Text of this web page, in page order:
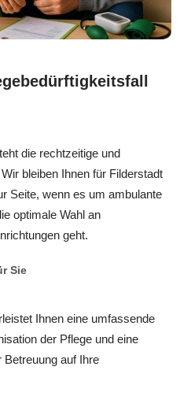
die rechtzeitige und
bleiben Ihnen für Filderstadt
Seite, wenn es um ambulante
optimale Wahl an
geht.
Sie
Ihnen eine umfassende
der Pflege und eine
Betreuung auf Ihre